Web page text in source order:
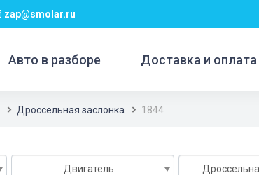
zap@smolar.ru
Авто в разборе Доставка и оплата
Дроссельная заслонка 1844
Двигатель